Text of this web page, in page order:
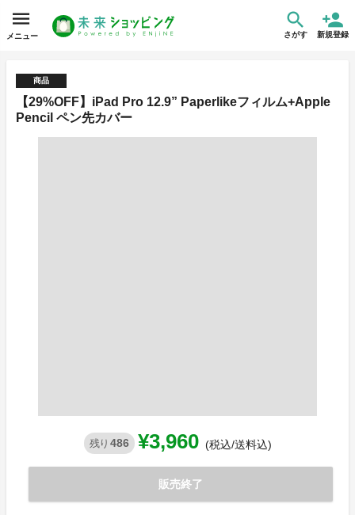
メニュー さがす 新規登録
商品
【29%OFF】iPad Pro 12.9” Paperlikeフィルム+Apple
Pencil ペン先カバー
残り 486 ¥3,960 (税込/送料込)
販売終了